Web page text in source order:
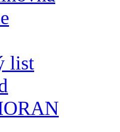
list